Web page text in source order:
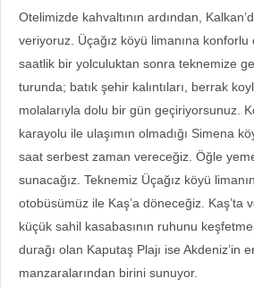
Otelimizde kahvaltının ardından,
veriyoruz. Üçağız köyü limanına konforlu
saatlik bir yolculuktan sonra teknemize
turunda; batık şehir kalıntıları, berrak
molalarıyla dolu bir gün geçiriyorsunuz.
karayolu ile ulaşımın olmadığı Simena
saat serbest zaman vereceğiz. Öğle
sunacağız. Teknemiz Üçağız köyü
otobüsümüz ile Kaş’a döneceğiz. Kaş’ta
küçük sahil kasabasının ruhunu
durağı olan Kaputaş Plajı ise Akdeniz’in
manzaralarından birini sunuyor.